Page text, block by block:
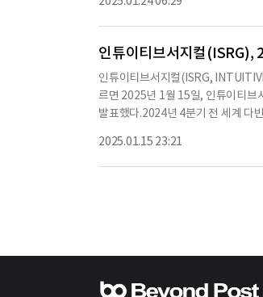
의 8,606대에 비해 15% 증가했다
다.2024년 4분기 GAAP 기준 순이
주당 순이익 1.69달러에 비해 증가
억 7천4백만 달러, 희석 주당 순이
기부가 포함되어 있으며, 이는
전 세계 다빈치 수술 건수가 2024
7%에서 68% 사이가 될 것으로 보
인튜이티브서지컬(ISRG),
인튜이티브서지컬(ISRG,
르면 2025년 1월 15일, 인튜이티브
발표했다.2024년 4분기 전 세계 다
안 회사는 493대의 다빈치 수술 시
증가한 수치이다.2024년 전체적으
은 약 83억 5천만 달러로, 2023년
은 약 83억 5천만 달러로 예상되며,
비해 약 17% 증가한 수치이다.2024
2025.01.15 23:21